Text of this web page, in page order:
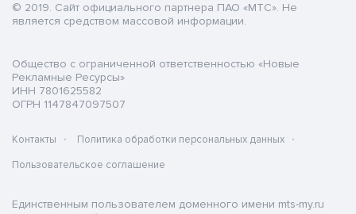
© 2019. Cайт официального партнера ПАО «МТС». Не
является средством массовой информации.
Общество с ограниченной ответственностью «Новые
Рекламные Ресурсы»
ИНН 7801625582
ОГРН 1147847097507
Контакты
Политика обработки персональных данных
Пользовательское соглашение
Единственным пользователем доменного имени mts-my.ru